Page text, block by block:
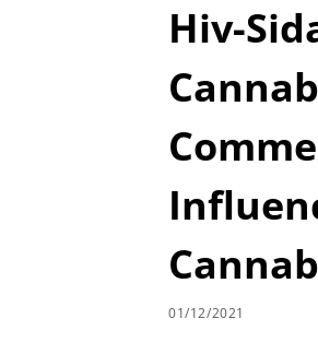
Hiv-
01/12/2021